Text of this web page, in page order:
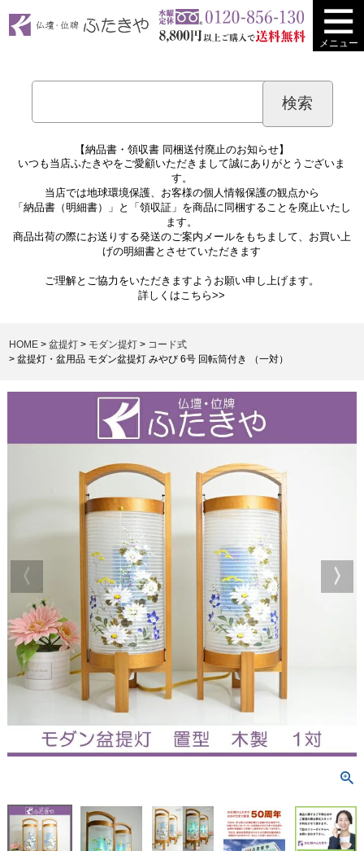
メニュー
【納品書・領収書 同梱送付廃止のお知らせ】
いつも当店ふたきやをご愛顧いただきまして誠にありがとうございま
す。
当店では地球環境保護、お客様の個人情報保護の観点から
「納品書（明細書）」と「領収証」を商品に同梱することを廃止いたし
ます。
商品出荷の際にお送りする発送のご案内メールをもちまして、お買い上
げの明細書とさせていただきます
ご理解とご協力をいただきますようお願い申し上げます。
詳しくはこちら>>
HOME 盆提灯 モダン提灯
コード式
盆提灯・盆用品 モダン盆提灯 みやび 6号 回転筒付き （一対）